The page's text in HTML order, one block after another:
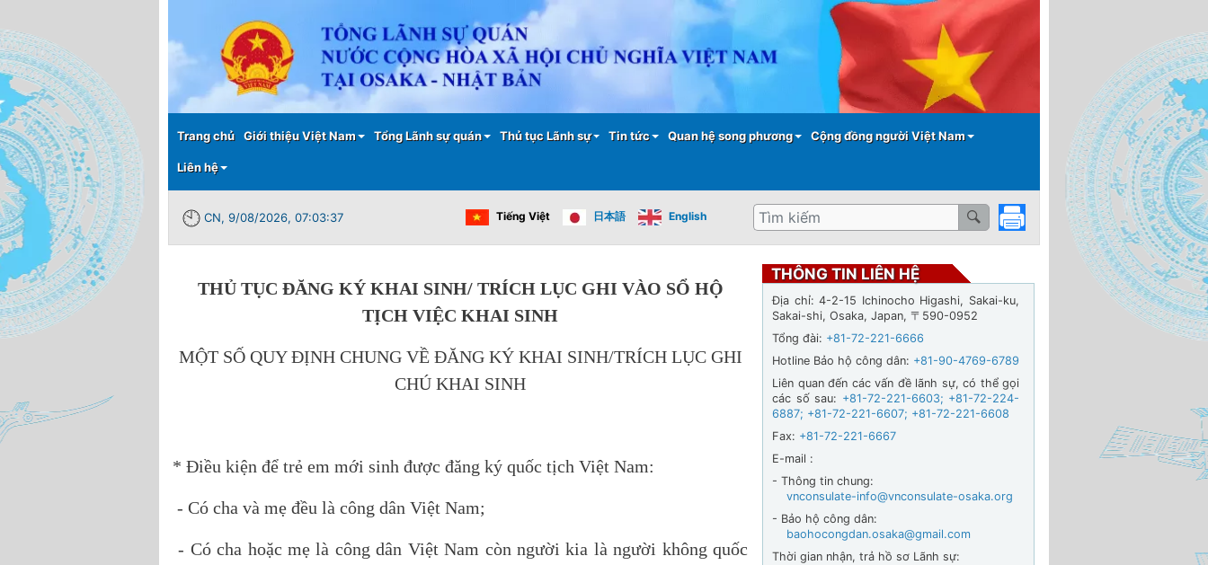
nội
dung
Main menu
Trang chủ Giới thiệu Việt Nam Tổng Lãnh sự quán Thủ tục Lãnh sự Tin tức Quan hệ song phương Cộng đồng người Việt Nam
Liên hệ
CN, 9/08/2026, 07:03:38 Tiếng Việt 日本語 English
Tìm
kiếm
THỦ TỤC ĐĂNG KÝ KHAI SINH/ TRÍCH LỤC GHI VÀO SỔ HỘ
TỊCH VIỆC KHAI SINH
MỘT SỐ QUY ĐỊNH CHUNG VỀ ĐĂNG KÝ KHAI SINH/TRÍCH LỤC GHI
CHÚ KHAI SINH
* Điều kiện để trẻ em mới sinh được đăng ký quốc tịch Việt Nam:
- Có cha và mẹ đều là công dân Việt Nam;
- Có cha hoặc mẹ là công dân Việt Nam còn người kia là người không quốc
THÔNG TIN LIÊN HỆ
Địa chỉ: 4-2-15 Ichinocho Higashi, Sakai-ku,
Sakai-shi, Osaka, Japan, 〒590-0952
Tổng đài: +81-72-221-6666
Hotline Bảo hộ công dân: +81-90-4769-6789
Liên quan đến các vấn đề lãnh sự, có thể gọi
các số sau: +81-72-221-6603; +81-72-224-
6887; +81-72-221-6607; +81-72-221-6608
Fax: +81-72-221-6667
E-mail :
- Thông tin chung:
vnconsulate-info@vnconsulate-osaka.org
- Bảo hộ công dân:
baohocongdan.osaka@gmail.com
Thời gian nhận, trả hồ sơ Lãnh sự: